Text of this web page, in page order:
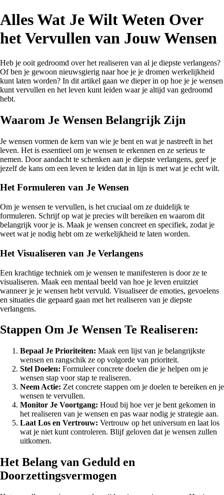
Alles Wat Je Wilt Weten Over
het Vervullen van Jouw Wensen
Heb je ooit gedroomd over het realiseren van al je diepste verlangens?
Of ben je gewoon nieuwsgierig naar hoe je je dromen werkelijkheid
kunt laten worden? In dit artikel gaan we dieper in op hoe je je wensen
kunt vervullen en het leven kunt leiden waar je altijd van gedroomd
hebt.
Waarom Je Wensen Belangrijk Zijn
Je wensen vormen de kern van wie je bent en wat je nastreeft in het
leven. Het is essentieel om je wensen te erkennen en ze serieus te
nemen. Door aandacht te schenken aan je diepste verlangens, geef je
jezelf de kans om een leven te leiden dat in lijn is met wat je echt wilt.
Het Formuleren van Je Wensen
Om je wensen te vervullen, is het cruciaal om ze duidelijk te
formuleren. Schrijf op wat je precies wilt bereiken en waarom dit
belangrijk voor je is. Maak je wensen concreet en specifiek, zodat je
weet wat je nodig hebt om ze werkelijkheid te laten worden.
Het Visualiseren van Je Verlangens
Een krachtige techniek om je wensen te manifesteren is door ze te
visualiseren. Maak een mentaal beeld van hoe je leven eruitziet
wanneer je je wensen hebt vervuld. Visualiseer de emoties, gevoelens
en situaties die gepaard gaan met het realiseren van je diepste
verlangens.
Stappen Om Je Wensen Te Realiseren:
Bepaal Je Prioriteiten: Maak een lijst van je belangrijkste
wensen en rangschik ze op volgorde van prioriteit.
Stel Doelen: Formuleer concrete doelen die je helpen om je
wensen stap voor stap te realiseren.
Neem Actie: Zet concrete stappen om je doelen te bereiken en je
wensen te vervullen.
Monitor Je Voortgang: Houd bij hoe ver je bent gekomen in
het realiseren van je wensen en pas waar nodig je strategie aan.
Laat Los en Vertrouw: Vertrouw op het universum en laat los
wat je niet kunt controleren. Blijf geloven dat je wensen zullen
uitkomen.
Het Belang van Geduld en
Doorzettingsvermogen